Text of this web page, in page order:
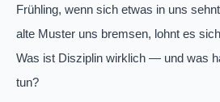
Frühling, wenn sich etwas in uns
alte Muster uns bremsen, lohnt es
Was ist Disziplin wirklich — und was
tun?